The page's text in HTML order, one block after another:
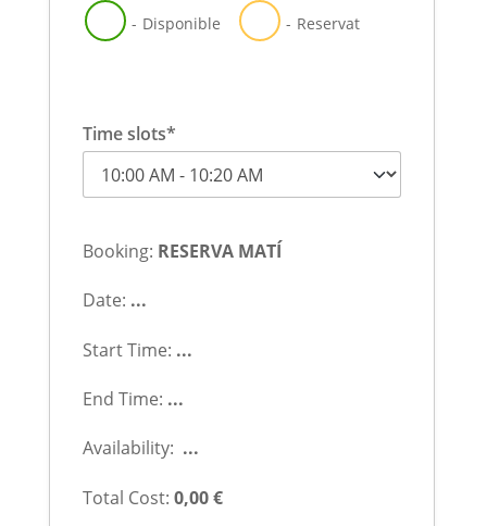
- Disponible - Reservat
Time slots*
Booking: RESERVA MATÍ
Date: ...
Start Time: ...
End Time: ...
Availability: ...
Total Cost: 0,00€